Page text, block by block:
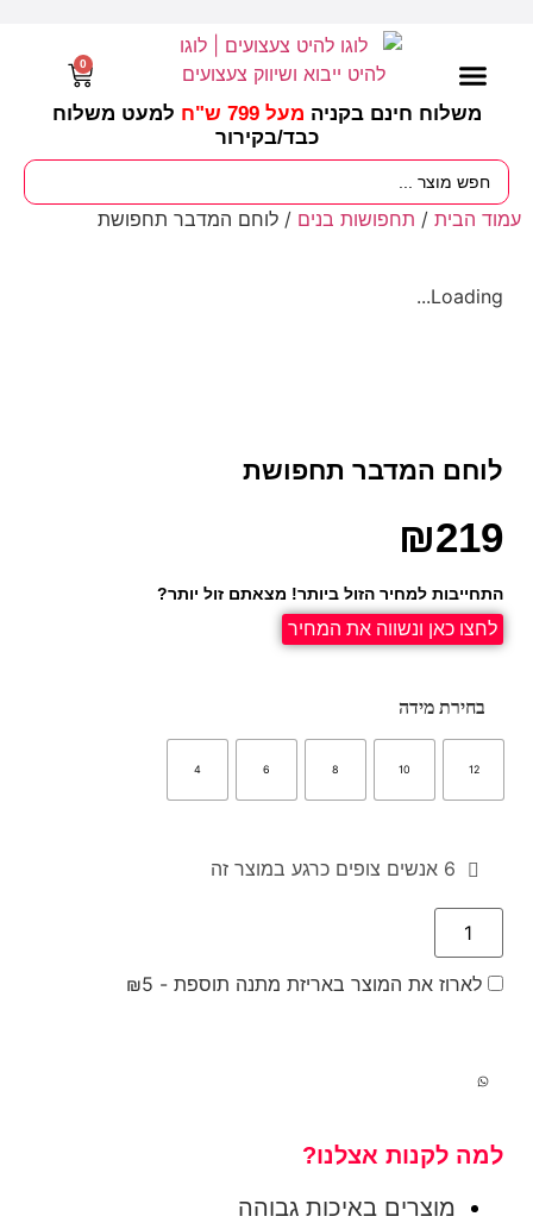
משלוח חינם בקניה מעל 799 ש"ח
למעט משלוח
כבד/בקירור
0
עמוד הבית / תחפושות בנים / לוחם המדבר תחפושת
Loading...
לוחם המדבר תחפושת
₪219
התחייבות למחיר הזול ביותר! מצאתם זול יותר?
לחצו כאן ונשווה את המחיר
בחירת מידה
12
10
8
6
4
6 אנשים צופים כרגע במוצר זה
לארוז את המוצר באריזת מתנה תוספת - ₪5
למה לקנות אצלנו?
מוצרים באיכות גבוהה